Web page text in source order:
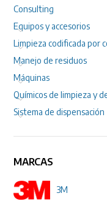
Consulting
Equipos y accesorios
Limpieza codificada por
Manejo de residuos
Máquinas
Químicos de limpieza y
Sistema de dispensación
MARCAS
3M